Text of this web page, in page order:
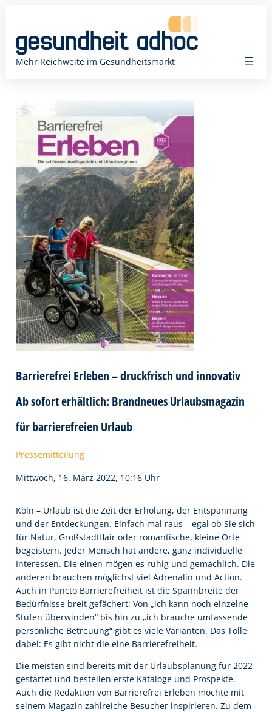
springen
Mehr Reichweite im Gesundheitsmarkt
Barrierefrei Erleben – druckfrisch und innovativ
Ab sofort erhältlich: Brandneues Urlaubsmagazin
für barrierefreien Urlaub
Pressemitteilung
Mittwoch, 16. März 2022, 10:16 Uhr
Köln – Urlaub ist die Zeit der Erholung, der Entspannung
und der Entdeckungen. Einfach mal raus – egal ob Sie sich
für Natur, Großstadtflair oder romantische, kleine Orte
begeistern. Jeder Mensch hat andere, ganz individuelle
Interessen. Die einen mögen es ruhig und gemächlich. Die
anderen brauchen möglichst viel Adrenalin und Action.
Auch in Puncto Barrierefreiheit ist die Spannbreite der
Bedürfnisse breit gefächert: Von „ich kann noch einzelne
Stufen überwinden“ bis hin zu „ich brauche umfassende
persönliche Betreuung“ gibt es viele Varianten. Das Tolle
dabei: Es gibt nicht die eine Barrierefreiheit.
Die meisten sind bereits mit der Urlaubsplanung für 2022
gestartet und bestellen erste Kataloge und Prospekte.
Auch die Redaktion von Barrierefrei Erleben möchte mit
seinem Magazin zahlreiche Besucher inspirieren. Zu dem